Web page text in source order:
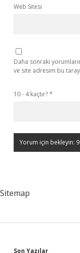
Web Sitesi
Daha sonraki
ve site adresim bu
10 - 4 kaçtır?*
Sitemap
Son Yazılar